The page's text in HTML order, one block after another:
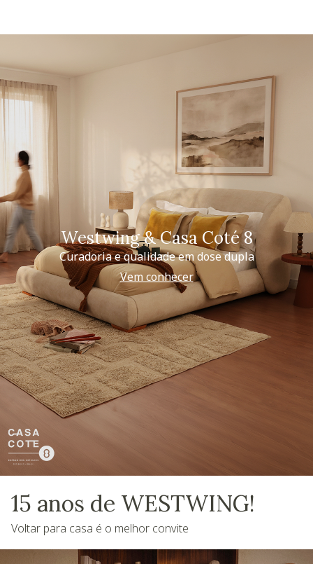
Westwing & Casa Coté 8
Curadoria e qualidade em dose dupla
Vem conhecer
15 anos de WESTWING!
Voltar para casa é o melhor convite